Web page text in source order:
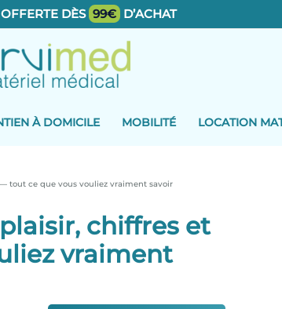
DÈS 99€ D’ACHAT
À DOMICILE MOBILITÉ LOCATION
tout ce que vous vouliez vraiment savoir
chiffres et
vraiment